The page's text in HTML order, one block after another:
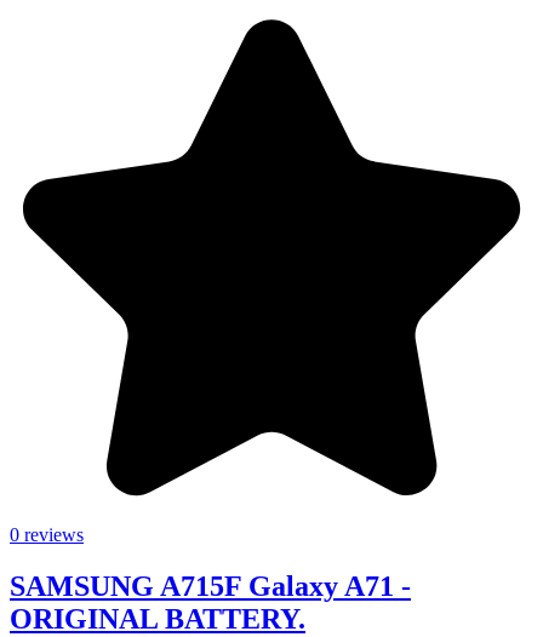
0 reviews
SAMSUNG A715F Galaxy A71 -
ORIGINAL BATTERY.